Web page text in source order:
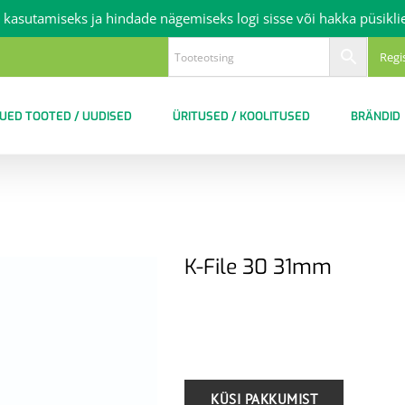
TOOTED / UUDISED ÜRITUSED / KOOLITUSED BRÄNDID
K-File 30 31mm
kasutamiseks ja hindade nägemiseks logi sisse või hakka